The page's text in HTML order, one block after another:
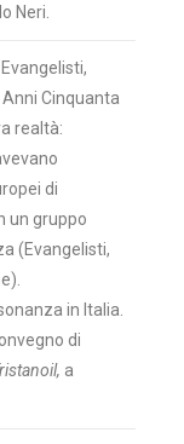
Neri.
Cinquanta
realtà:
di
un gruppo
(Evangelisti,
in Italia.
di
a